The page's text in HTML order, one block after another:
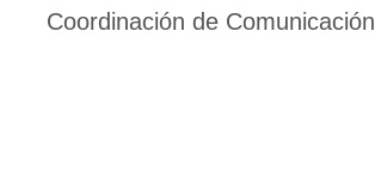
Coordinación de